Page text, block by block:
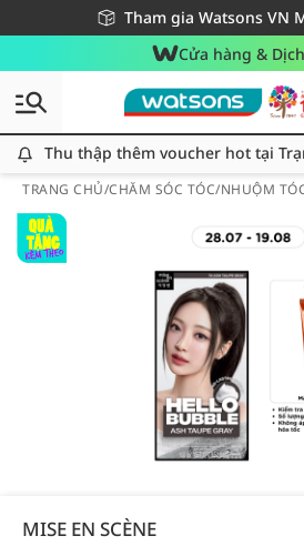
Tham gia Watsons VN
Miễn phí giao hàng cho đơn
Giao hàng nhanh 24h - Áp dụng
Cửa hàng &
Thu thập thêm voucher hot tại Trạm Voucher
Thu thập thêm voucher hot tại
TRANG CHỦ/CHĂM SÓC TÓC/NHUỘM
MISE EN SCÈNE